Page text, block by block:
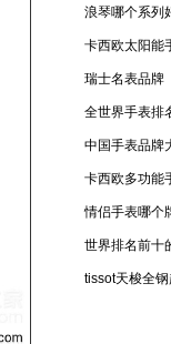
浪琴哪个系列
卡西欧太阳能
瑞士名表品牌
全世界手表排
中国手表品牌
卡西欧多功能
情侣手表哪个
世界排名前十
tissot天梭全